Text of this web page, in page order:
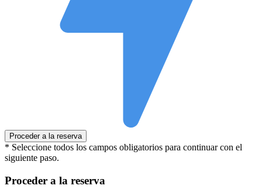
* Seleccione todos los campos obligatorios para continuar con el
siguiente paso.
Proceder a la reserva